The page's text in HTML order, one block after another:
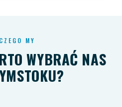
MY
WYBRAĆ NAS